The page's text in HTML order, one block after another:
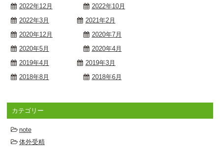
2022年12月
2022年10月
2022年3月
2021年2月
2020年12月
2020年7月
2020年5月
2020年4月
2019年4月
2019年3月
2018年8月
2018年6月
カテゴリー
note
体外受精